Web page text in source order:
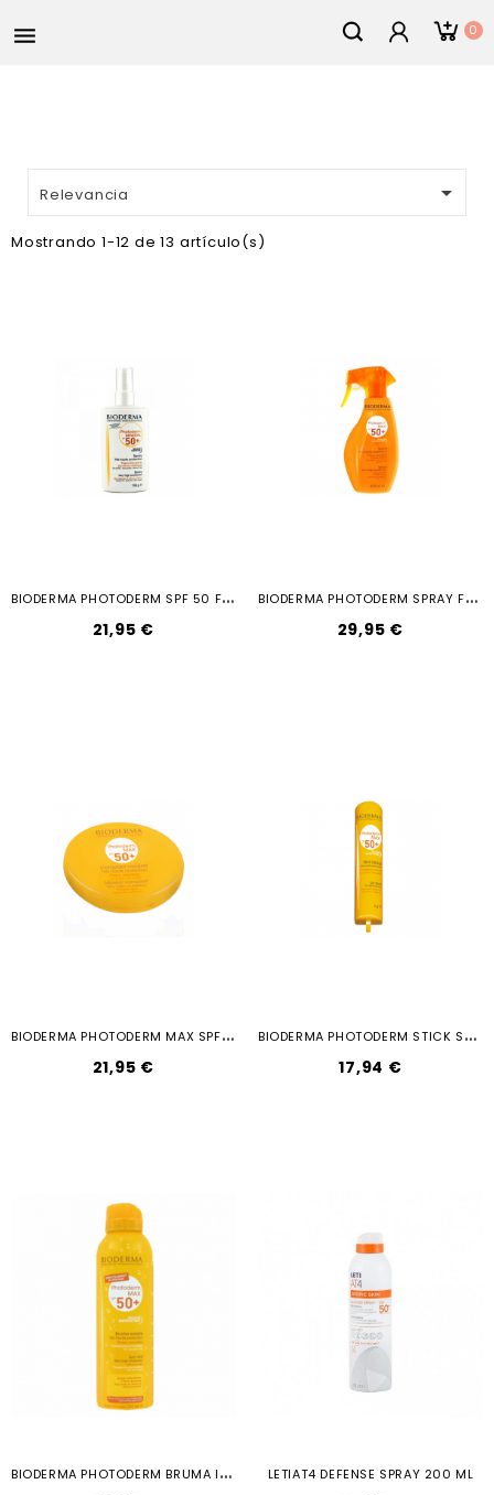
 0
Relevancia 
Mostrando 1-12 de 13 artículo(s)
B
IODERMA PHOTODERM SPF 50 FLUIDO...
21,95 €
B
IODERMA PHOTODERM SPRAY FAMILIAR...
29,95 €
B
IODERMA PHOTODERM MAX SPF 50...
21,95 €
B
IODERMA PHOTODERM STICK SPF 50 8GR
17,94 €
B
IODERMA PHOTODERM BRUMA INVISIBLE... LETIAT4 DEFENSE SPRAY 200 ML